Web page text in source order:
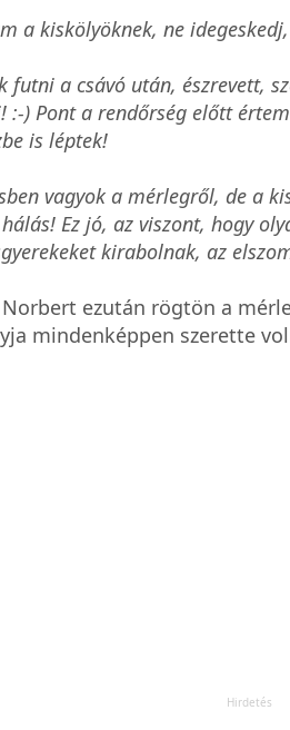
a kiskölyöknek, ne
futni a csávó után, észrevett,
:-) Pont a rendőrség előtt
is léptek!
vagyok a mérlegről, de a
Ez jó, az viszont, hogy
kirabolnak, az
Norbert ezután rögtön a
mindenképpen szerette